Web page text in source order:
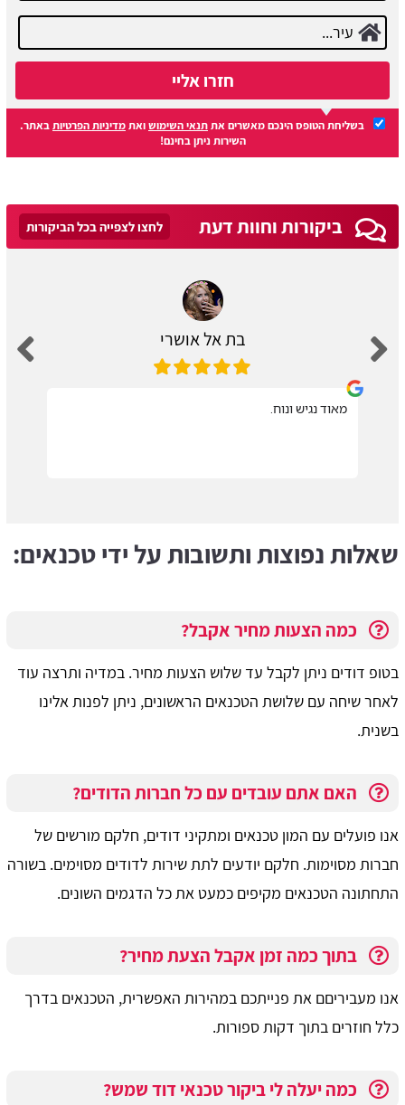
חזרו אליי
בשליחת הטופס הינכם מאשרים אתתנאי השימושואתמדיניות הפרטיותבאתר.
השירות ניתן בחינם!
ביקורות וחוות דעת לחצו לצפייה בכל הביקורות
בת אל אושרי
מאוד נגיש ונוח.
שאלות נפוצות ותשובות על ידי טכנאים:
כמה הצעות מחיר אקבל?
בטופ דודים ניתן לקבל עד שלוש הצעות מחיר. במדיה ותרצה עוד
לאחר שיחה עם שלושת הטכנאים הראשונים, ניתן לפנות אלינו
בשנית.
האם אתם עובדים עם כל חברות הדודים?
אנו פועלים עם המון טכנאים ומתקיני דודים, חלקם מורשים של
חברות מסוימות. חלקם יודעים לתת שירות לדודים מסוימים. בשורה
התחתונה הטכנאים מקיפים כמעט את כל הדגמים השונים.
בתוך כמה זמן אקבל הצעת מחיר?
אנו מעביריםם את פנייתכם במהירות האפשרית, הטכנאים בדרך
כלל חוזרים בתוך דקות ספורות.
כמה יעלה לי ביקור טכנאי דוד שמש?